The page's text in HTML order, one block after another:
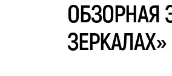
ОБЗОРНАЯ
ЗЕРКАЛАХ»